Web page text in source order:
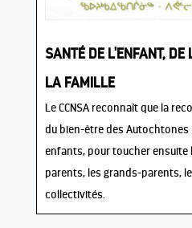
SANTÉ DE L'ENFANT, DE
LA FAMILLE
Le CCNSA reconnaît que la
du bien-être des Autochtones
enfants, pour toucher ensuite
parents, les grands-parents,
collectivités.